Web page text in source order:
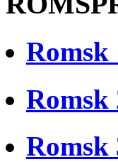
Romsk
Romsk
Romsk